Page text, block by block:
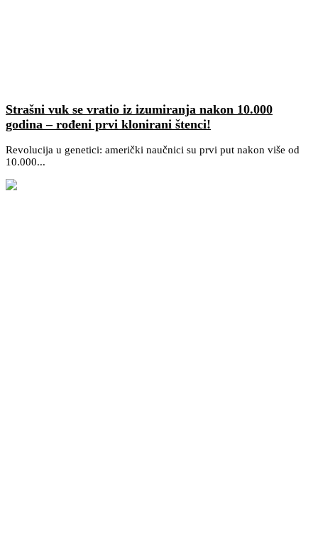
Strašni vuk se vratio iz izumiranja nakon 10.000
godina – rođeni prvi klonirani štenci!
Revolucija u genetici: američki naučnici su prvi put nakon više od
10.000...